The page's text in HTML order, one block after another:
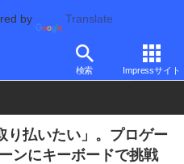
by Translate
検索 Impressサイト
ゲーミング
り払いたい」。プロゲー
ンにキーボードで挑戦